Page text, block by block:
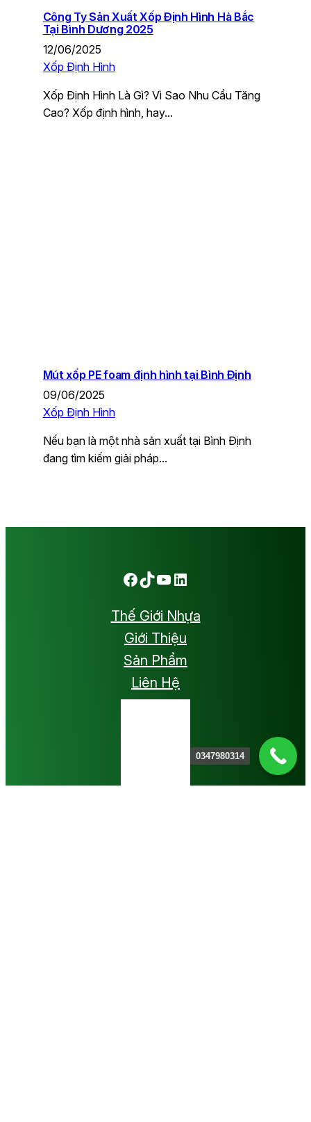
Công Ty Sản Xuất Xốp Định Hình Hà Bắc
Tại Bình Dương 2025
12/06/2025
Xốp Định Hình
Xốp Định Hình Là Gì? Vì Sao Nhu Cầu Tăng
Cao? Xốp định hình, hay…
Mút xốp PE foam định hình tại Bình Định
09/06/2025
Xốp Định Hình
Nếu bạn là một nhà sản xuất tại Bình Định
đang tìm kiếm giải pháp…
Facebook
TikTok
Youtube
LinkedIn
Thế Giới Nhựa
Giới Thiệu
Sản Phẩm
Liên Hệ
0347980314